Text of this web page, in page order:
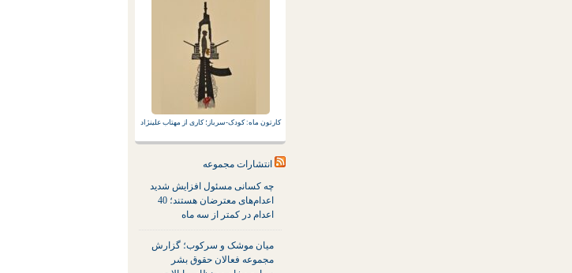
کارتون ماه: کودک-سرباز؛ کاری از مهتاب علینژاد
انتشارات مجموعه
چه کسانی مسئول افزایش شدید
اعدام‌های معترضان هستند؛ 40
اعدام در کمتر از سه ماه
میان موشک و سرکوب؛ گزارش
مجموعه فعالان حقوق بشر